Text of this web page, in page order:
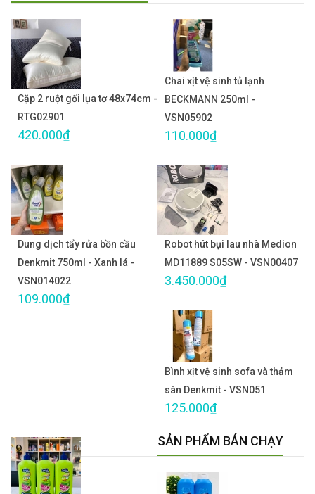
Cặp 2 ruột gối lụa tơ 48x74cm -
RTG02901
420.000₫
Chai xịt vệ sinh tủ lạnh
BECKMANN 250ml -
VSN05902
110.000₫
Dung dịch tẩy rửa bồn cầu
Denkmit 750ml - Xanh lá -
VSN014022
109.000₫
Robot hút bụi lau nhà Medion
MD11889 S05SW - VSN00407
3.450.000₫
Bình xịt vệ sinh sofa và thảm
sàn Denkmit - VSN051
125.000₫
SẢN PHẨM BÁN CHẠY